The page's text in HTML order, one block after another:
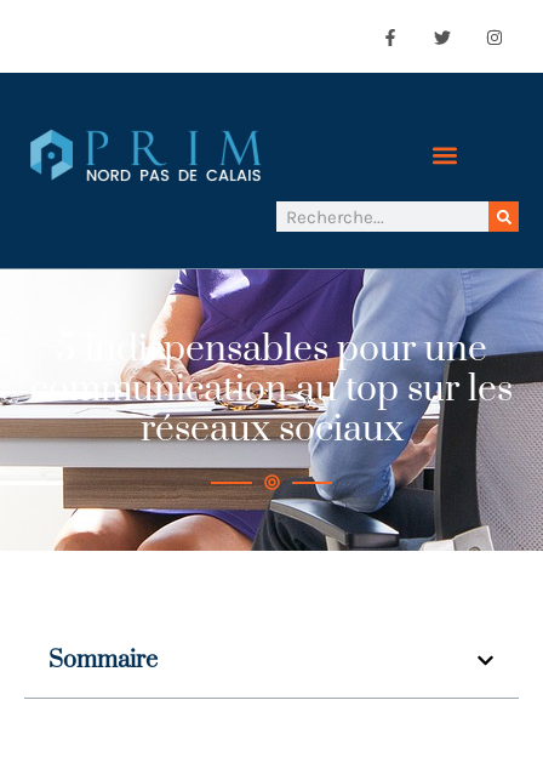
5 indispensables pour une
communication au top sur les
réseaux sociaux
Sommaire